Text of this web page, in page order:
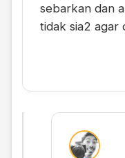
sebarkan dan
tidak sia2 agar